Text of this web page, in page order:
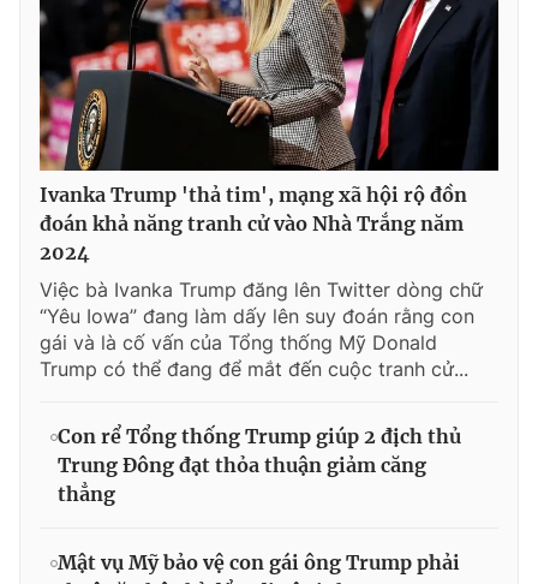
Ivanka Trump 'thả tim', mạng xã hội rộ đồn
đoán khả năng tranh cử vào Nhà Trắng năm
2024
Việc bà Ivanka Trump đăng lên Twitter dòng chữ
“Yêu Iowa” đang làm dấy lên suy đoán rằng con
gái và là cố vấn của Tổng thống Mỹ Donald
Trump có thể đang để mắt đến cuộc tranh cử...
Con rể Tổng thống Trump giúp 2 địch thủ
Trung Đông đạt thỏa thuận giảm căng
thẳng
Mật vụ Mỹ bảo vệ con gái ông Trump phải